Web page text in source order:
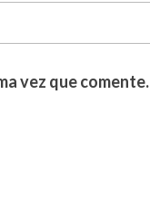
vez que comente.